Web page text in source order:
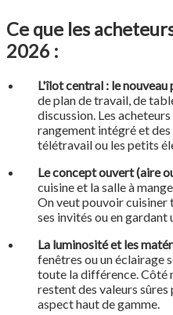
Ce que les
2026 :
L'îlot central : le
de plan de travail, de
discussion. Les
rangement intégré et
télétravail ou les petits
Le concept ouvert (aire
cuisine et la salle à
On veut pouvoir cuisiner
ses invités ou en
La luminosité et les
fenêtres ou un éclairage
toute la différence. Côté
restent des valeurs
aspect haut de gamme.